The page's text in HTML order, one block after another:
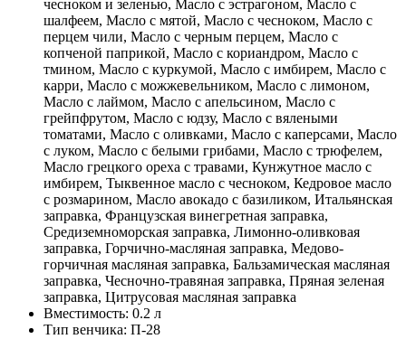
чесноком и зеленью, Масло с эстрагоном, Масло с
шалфеем, Масло с мятой, Масло с чесноком, Масло с
перцем чили, Масло с черным перцем, Масло с
копченой паприкой, Масло с кориандром, Масло с
тмином, Масло с куркумой, Масло с имбирем, Масло с
карри, Масло с можжевельником, Масло с лимоном,
Масло с лаймом, Масло с апельсином, Масло с
грейпфрутом, Масло с юдзу, Масло с вялеными
томатами, Масло с оливками, Масло с каперсами, Масло
с луком, Масло с белыми грибами, Масло с трюфелем,
Масло грецкого ореха с травами, Кунжутное масло с
имбирем, Тыквенное масло с чесноком, Кедровое масло
с розмарином, Масло авокадо с базиликом, Итальянская
заправка, Французская винегретная заправка,
Средиземноморская заправка, Лимонно-оливковая
заправка, Горчично-масляная заправка, Медово-
горчичная масляная заправка, Бальзамическая масляная
заправка, Чесночно-травяная заправка, Пряная зеленая
заправка, Цитрусовая масляная заправка
Вместимость: 0.2 л
Тип венчика: П-28